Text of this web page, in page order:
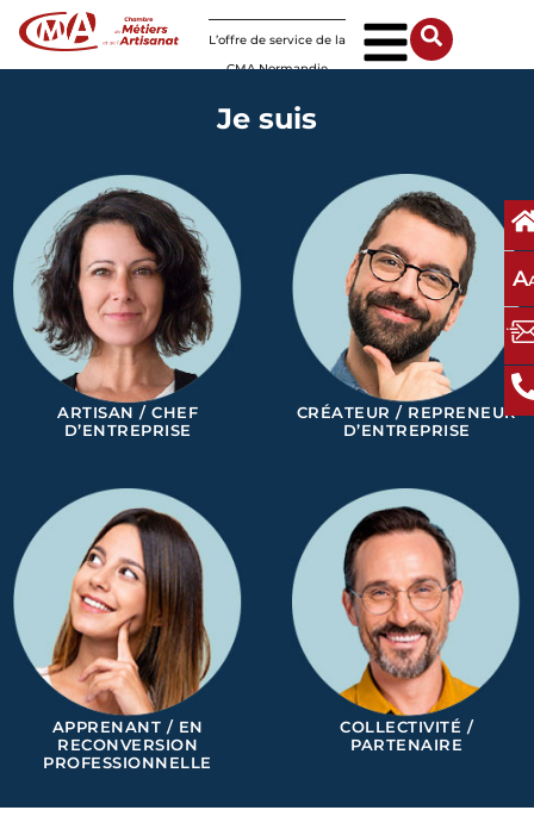
L’offre de service de la
CMA Normandie
A
Je suis
ARTISAN / CHEF
D’ENTREPRISE
CRÉATEUR / REPRENEUR
D’ENTREPRISE
APPRENANT / EN
RECONVERSION
PROFESSIONNELLE
COLLECTIVITÉ /
PARTENAIRE
Panneau de gestion des cookies